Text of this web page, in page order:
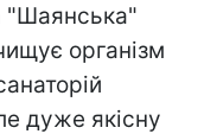
"Шаянська"
організм
дуже якісну